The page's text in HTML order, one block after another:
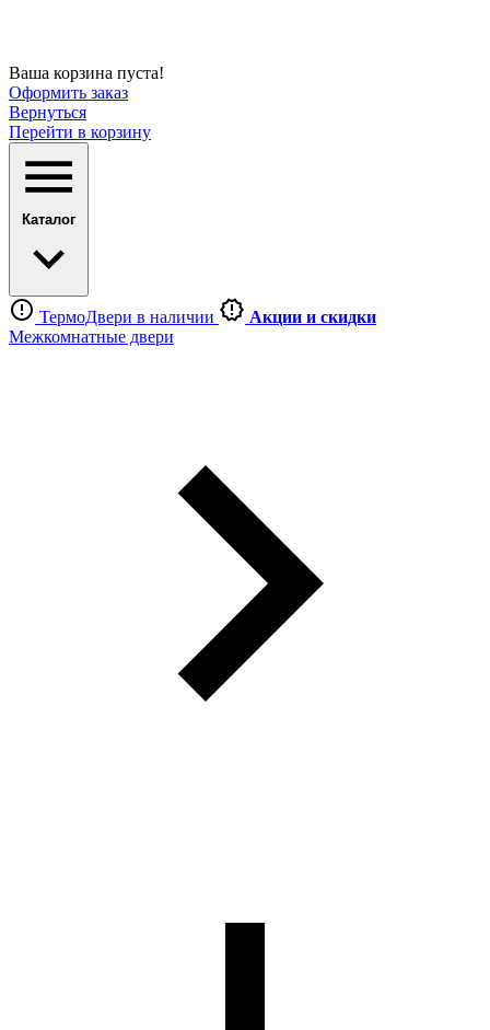
Ваша корзина пуста!
Оформить заказ
Вернуться
Перейти в корзину
Каталог
ТермоДвери в наличии
Акции и скидки
Межкомнатные двери